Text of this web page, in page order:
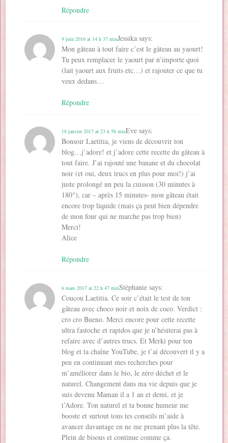
Répondre
Jessika says:
9 juin 2016 at 14 h 37 min
Mon gâteau à tout faire c’est le gâteau au yaourt!
Tu peux remplacer le yaourt par n’importe quoi
(lait yaourt aux fruits etc…) et rajouter ce que tu
veux dedans…
Répondre
Eve says:
18 janvier 2017 at 23 h 58 min
Bonsoir Laetitia, je viens de découvrir ton
blog…j’adore! et j’adore cette recette du gâteau à
tout faire. J’ai rajouté une banane et du chocolat
noir (et oui, deux trucs en plus pour moi!) j’ai
juste prolongé un peu la cuisson (30 minutes à
180°), car – après 15 minutes- mon gâteau était
encore trop liquide (mais ça peut bien dépendre
de mon four qui ne marche pas trop bien)
Merci!
Alice
Répondre
Stéphanie says:
6 mars 2017 at 22 h 47 min
Coucou Laetitia. Ce soir c’était le test de ton
gâteau avec choco noir et noix de coco. Verdict :
cro cro Bueno. Merci encore pour cette recette
ultra fastoche et rapidos que je n’hésiterai pas à
refaire avec d’autres trucs. Et Merki pour ton
blog et ta chaîne YouTube, je t’ai découvert il y a
peu en continuant mes recherches pour
m’améliorer dans le bio, le zéro déchet et le
naturel. Changement dans ma vie depuis que je
suis devenu Maman il a 1 an et demi, et je
t’Adore. Ton naturel et ta bonne humeur me
booste et surtout tous tes conseils m’aide à
avancer davantage en ne me prenant plus la tête.
Plein de bisous et continue comme ça.